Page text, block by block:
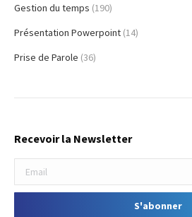
Gestion du temps (190)
Présentation Powerpoint (14)
Prise de Parole (36)
Recevoir la Newsletter